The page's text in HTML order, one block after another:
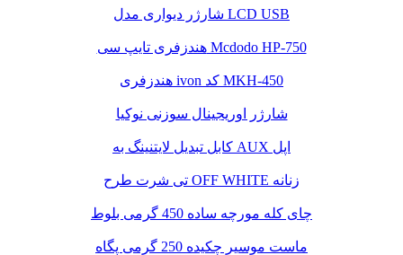
شارژر دیواری مدل LCD USB
هندزفری تایپ سی Mcdodo HP-750
هندزفری ivon کد MKH-450
شارژر اوریجینال سوزنی نوکیا
کابل تبدیل لایتنینگ به AUX اپل
تی شرت طرح OFF WHITE زنانه
چای کله مورچه ساده 450 گرمی بلوط
ماست موسیر چکیده 250 گرمی پگاه